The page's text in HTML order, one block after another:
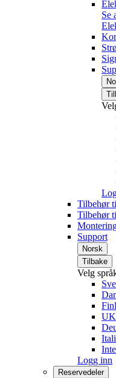
Se
Tilbehør
Tilbehør
Support
Norsk
Tilbake
Velg
UK
Logg inn
Reservedeler